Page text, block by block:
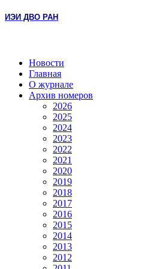
ИЭИ ДВО РАН
Новости
Главная
О журнале
Архив номеров
2026
2025
2024
2023
2022
2021
2020
2019
2018
2017
2016
2015
2014
2013
2012